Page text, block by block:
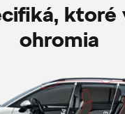
ktoré
ohromia